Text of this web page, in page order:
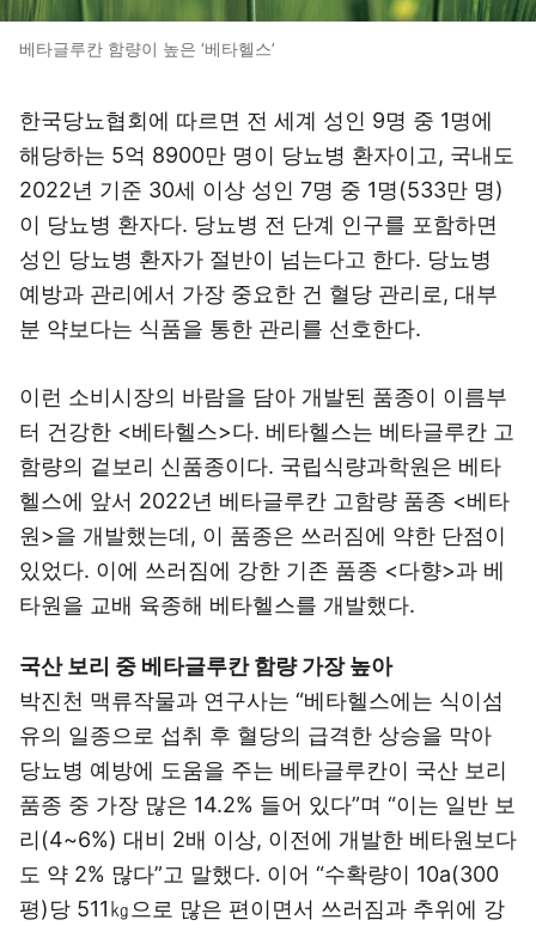
베타글루칸 함량이 높은 ‘베타헬스’
한국당뇨협회에 따르면 전 세계 성인 9명 중 1명에
해당하는 5억 8900만 명이 당뇨병 환자이고, 국내도
2022년 기준 30세 이상 성인 7명 중 1명(533만 명)
이 당뇨병 환자다. 당뇨병 전 단계 인구를 포함하면
성인 당뇨병 환자가 절반이 넘는다고 한다. 당뇨병
예방과 관리에서 가장 중요한 건 혈당 관리로, 대부
분 약보다는 식품을 통한 관리를 선호한다.
이런 소비시장의 바람을 담아 개발된 품종이 이름부
터 건강한 <베타헬스>다. 베타헬스는 베타글루칸 고
함량의 겉보리 신품종이다. 국립식량과학원은 베타
헬스에 앞서 2022년 베타글루칸 고함량 품종 <베타
원>을 개발했는데, 이 품종은 쓰러짐에 약한 단점이
있었다. 이에 쓰러짐에 강한 기존 품종 <다향>과 베
타원을 교배 육종해 베타헬스를 개발했다.
국산 보리 중 베타글루칸 함량 가장 높아
박진천 맥류작물과 연구사는 “베타헬스에는 식이섬
유의 일종으로 섭취 후 혈당의 급격한 상승을 막아
당뇨병 예방에 도움을 주는 베타글루칸이 국산 보리
품종 중 가장 많은 14.2% 들어 있다”며 “이는 일반 보
리(4~6%) 대비 2배 이상, 이전에 개발한 베타원보다
도 약 2% 많다”고 말했다. 이어 “수확량이 10a(300
평)당 511㎏으로 많은 편이면서 쓰러짐과 추위에 강